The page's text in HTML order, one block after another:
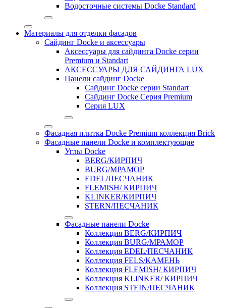
Водосточные системы Docke Standard
Материалы для отделки фасадов
Сайдинг Docke и аксессуары
Аксессуары для сайдинга Docke серии
Premium и Standart
АКСЕССУАРЫ ДЛЯ САЙДИНГА LUX
Панели сайдинг Docke
Cайдинг Docke серии Standart
Сайдинг Docke Серия Premium
Серия LUX
Фасадная плитка Docke Premium коллекция Brick
Фасадные панели Docke и комплектующие
Углы Docke
BERG/КИРПИЧ
BURG/МРАМОР
EDEL/ПЕСЧАНИК
FLEMISH/ КИРПИЧ
KLINKER/КИРПИЧ
STERN/ПЕСЧАНИК
Фасадные панели Docke
Коллекция BERG/КИРПИЧ
Коллекция BURG/МРАМОР
Коллекция EDEL/ПЕСЧАНИК
Коллекция FELS/КАМЕНЬ
Коллекция FLEMISH/ КИРПИЧ
Коллекция KLINKER/ КИРПИЧ
Коллекция STEIN/ПЕСЧАНИК